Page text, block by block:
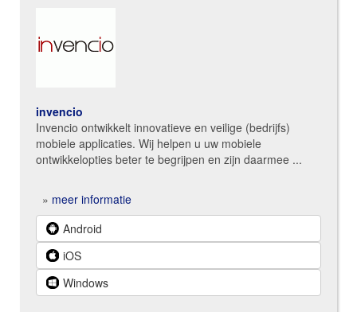
invencio
Invencio ontwikkelt innovatieve en veilige (bedrijfs)
mobiele applicaties. Wij helpen u uw mobiele
ontwikkelopties beter te begrijpen en zijn daarmee ...
» meer informatie
Android
iOS
Windows